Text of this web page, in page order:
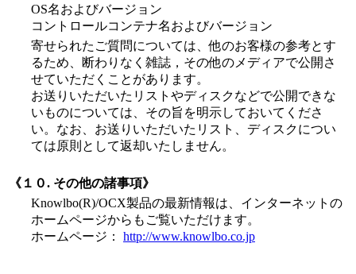
OS名およびバージョン
コントロールコンテナ名およびバージョン
寄せられたご質問については、他のお客様の参考とす
るため、断わりなく雑誌，その他のメディアで公開さ
せていただくことがあります。
お送りいただいたリストやディスクなどで公開できな
いものについては、その旨を明示しておいてくださ
い。なお、お送りいただいたリスト、ディスクについ
ては原則として返却いたしません。
《１０. その他の諸事項》
Knowlbo(R)/OCX製品の最新情報は、インターネットの
ホームページからもご覧いただけます。
ホームページ： http://www.knowlbo.co.jp